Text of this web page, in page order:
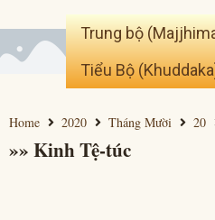
Trung bộ
Tiểu Bộ
»» Kinh Tệ-túc
Home 2020 Tháng Mười 20